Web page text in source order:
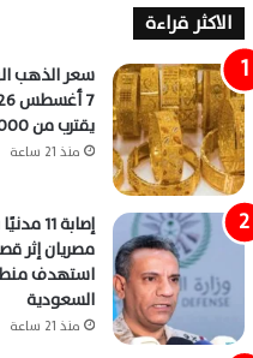
الاكثر قراءة
سعر الذهب
يقترب من 6000 جنيه
منذ 21 ساعة
إصابة 11
مصريان إثر
استهدف
السعودية
منذ 21 ساعة